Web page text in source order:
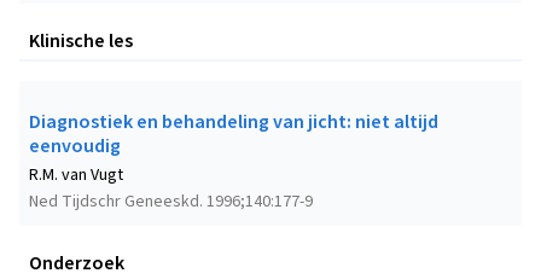
Klinische les
Diagnostiek en behandeling van jicht: niet altijd
eenvoudig
Ned Tijdschr Geneeskd. 1996;140:177-9
R.M. van Vugt
Onderzoek